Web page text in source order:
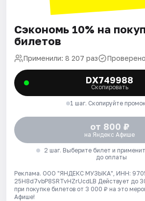
Сэкономь 10% на
билетов
Применили: 8 207 раз
DX749988
Скопировать
1 шаг. Скопируйте
от 800 ₽
на Яндекс Афише
2 шаг. Выберите билет и
до оплаты
Реклама. ООО "ЯНДЕКС МУЗЫКА", ИНН:
25H8d7vbP8SRTvHZrUcdLB Действует до
при покупке билетов от 3 000 ₽ на это
Афише!